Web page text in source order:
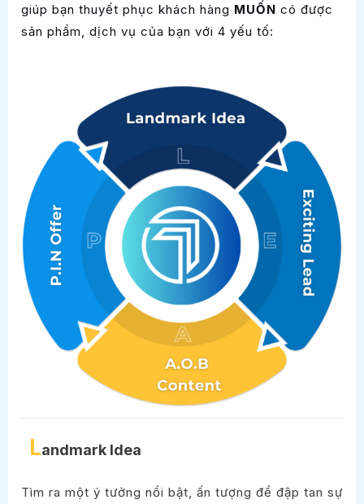
giúp bạn thuyết phục khách hàng MUỐN có được
sản phẩm, dịch vụ của bạn với 4 yếu tố:
Landmark Idea
Tìm ra một ý tưởng nổi bật, ấn tượng để đập tan sự